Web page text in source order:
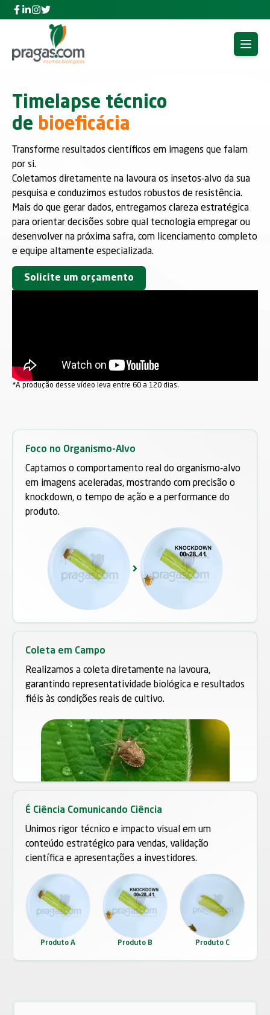
Facebook Pragas.com Insumos Biológicos
Linkedin Pragas.com Insumos Biológicos
Instagram Pragas.com Insumos Biológicos
Twitter Pragas.com Insumos Biológicos
Open
Timelapse técnico
de bioeficácia
Transforme resultados científicos em imagens que falam
por si.
Coletamos diretamente na lavoura os insetos-alvo da sua
pesquisa e conduzimos estudos robustos de resistência.
Mais do que gerar dados, entregamos clareza estratégica
para orientar decisões sobre qual tecnologia empregar ou
desenvolver na próxima safra, com licenciamento completo
e equipe altamente especializada.
Solicite um orçamento
*A produção desse vídeo leva entre 60 a 120 dias.
Foco no Organismo-Alvo
Captamos o comportamento real do organismo-alvo
em imagens aceleradas, mostrando com precisão o
knockdown, o tempo de ação e a performance do
produto.
Coleta em Campo
Realizamos a coleta diretamente na lavoura,
garantindo representatividade biológica e resultados
fiéis às condições reais de cultivo.
É Ciência Comunicando Ciência
Unimos rigor técnico e impacto visual em um
conteúdo estratégico para vendas, validação
científica e apresentações a investidores.
Produto A Produto B Produto C